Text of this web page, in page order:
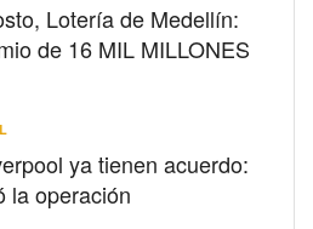
Lotería de Medellín:
de 16 MIL MILLONES
ya tienen acuerdo:
la operación